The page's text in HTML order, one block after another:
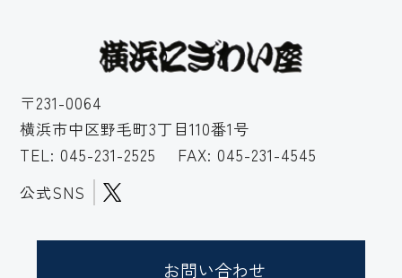
〒231-0064
横浜市中区野毛町3丁目110番1号
TEL: 045-231-2525
FAX: 045-231-4545
公式SNS
お問い合わせ